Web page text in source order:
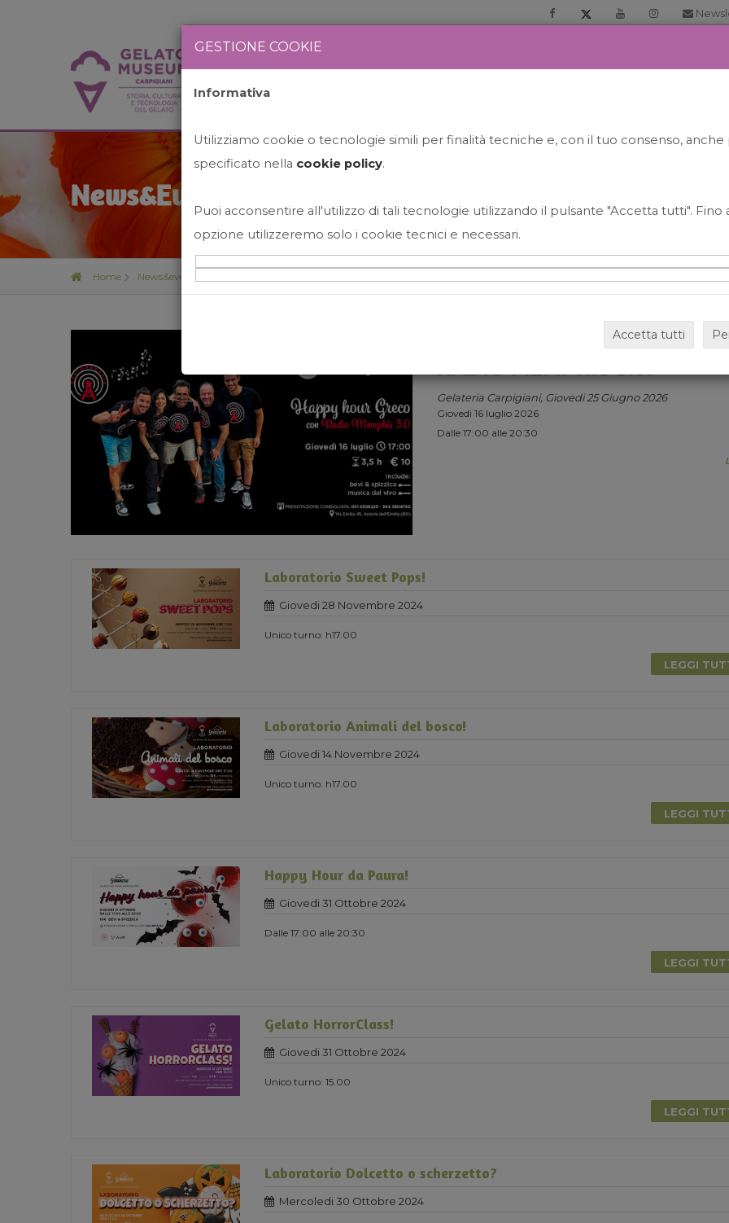
News&Events
Home News&events
HAPPY HOUR GRECO CON
RADIO MEMPHIS 3.0.
Gelateria Carpigiani, Giovedi 25 Giugno 2026
Giovedì 16 luglio 2026
Dalle 17:00 alle 20:30
Laboratorio Sweet Pops!
Giovedi 28 Novembre 2024
Unico turno: h17.00
LEGGI
Laboratorio Animali del bosco!
Giovedi 14 Novembre 2024
Unico turno: h17.00
LEGGI
Happy Hour da Paura!
Giovedi 31 Ottobre 2024
Dalle 17:00 alle 20:30
LEGGI
Gelato HorrorClass!
Giovedi 31 Ottobre 2024
Unico turno: 15.00
LEGGI
Laboratorio Dolcetto o scherzetto?
Mercoledi 30 Ottobre 2024
GESTIONE COOKIE
Informativa
Utilizziamo cookie o tecnologie simili per finalità tecniche e, con il tuo consenso,
specificato nella cookie policy.
Puoi acconsentire all'utilizzo di tali tecnologie utilizzando il pulsante "Accetta tutti". Fino
opzione utilizzeremo solo i cookie tecnici e necessari.
Accetta tutti